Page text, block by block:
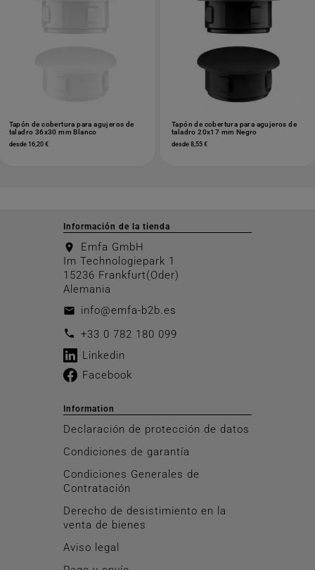
Tapón de cobertura para agujeros de
taladro 36x30 mm Blanco
desde 16,20 €
Tapón de cobertura para agujeros de
taladro 20x17 mm Negro
desde 8,55 €
Información de la tienda
location_on
Emfa GmbH
Im Technologiepark 1
15236 Frankfurt(Oder)
Alemania
email info@emfa-b2b.es
call +33 0 782 180 099
Linkedin
Facebook
Information
Declaración de protección de datos
Condiciones de garantía
Condiciones Generales de
Contratación
Derecho de desistimiento en la
venta de bienes
Aviso legal